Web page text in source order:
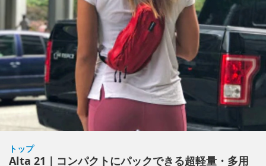
トップ
Alta 21｜コンパクトにパックできる超軽量・多用